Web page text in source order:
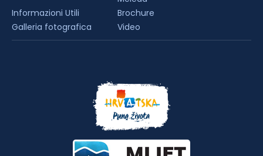
Informazioni Utili
Brochure
Galleria fotografica
Video